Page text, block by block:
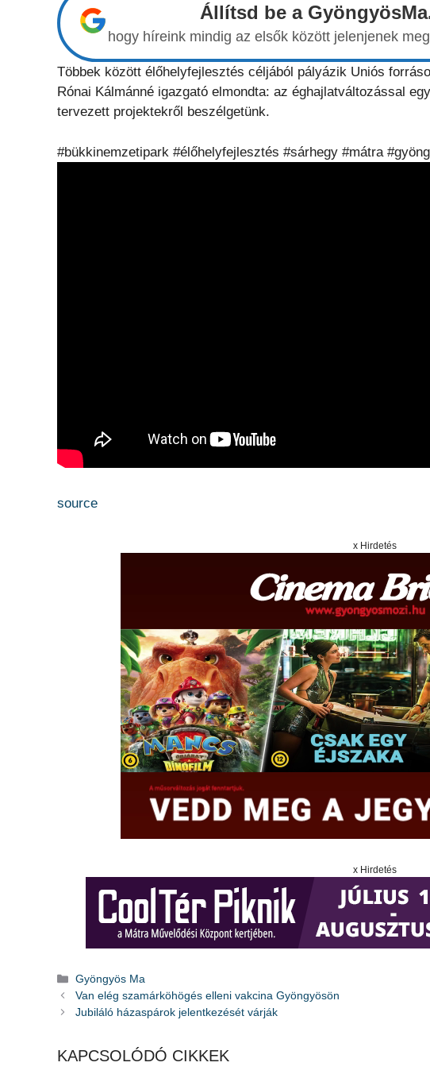
Állítsd be a
hogy híreink mindig az elsők között jelenjenek
Többek között élőhelyfejlesztés céljából pályázik Uniós
Rónai Kálmánné igazgató elmondta: az éghajlatváltozással
tervezett projektekről beszélgetünk.
#bükkinemzetipark #élőhelyfejlesztés #sárhegy #mátra
source
x Hirdetés
x Hirdetés
Kategória
Gyöngyös Ma
Van elég szamárköhögés elleni vakcina Gyöngyösön
Jubiláló házaspárok jelentkezését várják
KAPCSOLÓDÓ CIKKEK